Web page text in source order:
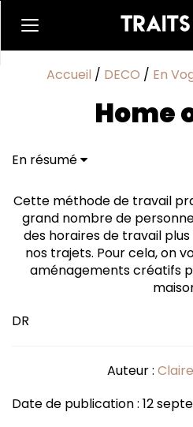
Accueil / DECO / En
Home
En résumé
Cette méthode de travail
grand nombre de
des horaires de travail
nos trajets. Pour cela, on
aménagements créatifs
DR
Auteur :
Date de publication : 12